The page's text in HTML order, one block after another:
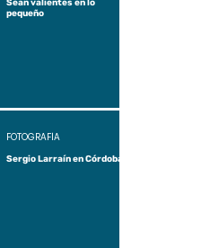
Sean valientes en lo
pequeño
Sergio Larraín en Córdoba
FOTOGRAFÍA